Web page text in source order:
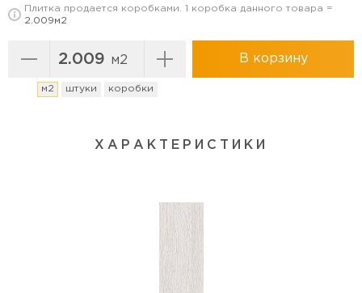
Плитка продается коробками. 1 коробка данного товара =
2.009м2
м2
м2 штуки коробки
В корзину
ХАРАКТЕРИСТИКИ